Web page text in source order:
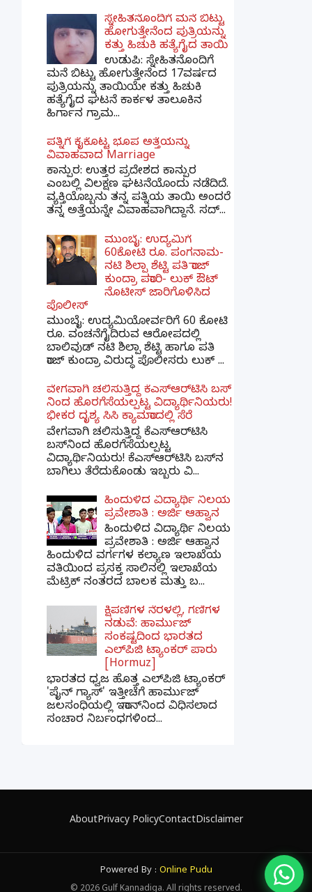
ಸ್ನೇಹಿತನೊಂದಿಗೆ ಮನೆ ಬಿಟ್ಟು
ಹೋಗುತ್ತೇನೆಂದ ಪುತ್ರಿಯನ್ನು
ಕತ್ತು ಹಿಚುಕಿ ಹತ್ಯೆಗೈದ ತಾಯಿ
ಉಡುಪಿ: ಸ್ನೇಹಿತನೊಂದಿಗೆ
ಮನೆ ಬಿಟ್ಟು ಹೋಗುತ್ತೇನೆಂದ 17ವರ್ಷದ
ಪುತ್ರಿಯನ್ನು ತಾಯಿಯೇ ಕತ್ತು ಹಿಚುಕಿ
ಹತ್ಯೆಗೈದ ಘಟನೆ ಕಾರ್ಕಳ ತಾಲೂಕಿನ
ಹಿರ್ಗಾನ ಗ್ರಾಮ...
ಪತ್ನಿಗೆ ಕೈಕೊಟ್ಟ ಭೂಪ ಅತ್ತೆಯನ್ನು
ವಿವಾಹವಾದ Marriage
ಕಾನ್ಪುರ: ಉತ್ತರ ಪ್ರದೇಶದ ಕಾನ್ಪುರ
ಎಂಬಲ್ಲಿ ವಿಲಕ್ಷಣ ಘಟನೆಯೊಂದು ನಡೆದಿದೆ.
ವ್ಯಕ್ತಿಯೊಬ್ಬನು ತನ್ನ ಪತ್ನಿಯ ತಾಯಿ ಅಂದರೆ
ತನ್ನ ಅತ್ತೆಯನ್ನೇ ವಿವಾಹವಾಗಿದ್ದಾನೆ. ಸದ್...
ಮುಂಬೈ: ಉದ್ಯಮಿಗೆ
60ಕೋಟಿ ರೂ. ಪಂಗನಾಮ-
ನಟಿ ಶಿಲ್ಪಾ ಶೆಟ್ಟಿ ಪತಿ ರಾಜ್
ಕುಂದ್ರಾ ಪರಾರಿ- ಲುಕ್ ಔಟ್
ನೊಟೀಸ್ ಜಾರಿಗೊಳಿಸಿದ
ಪೊಲೀಸ್
ಮುಂಬೈ: ಉದ್ಯಮಿಯೋರ್ವರಿಗೆ 60 ಕೋಟಿ
ರೂ. ವಂಚನೆಗೈದಿರುವ ಆರೋಪದಲ್ಲಿ
ಬಾಲಿವುಡ್ ನಟಿ ಶಿಲ್ಪಾ ಶೆಟ್ಟಿ ಹಾಗೂ ಪತಿ
ರಾಜ್ ಕುಂದ್ರಾ ವಿರುದ್ಧ ಪೊಲೀಸರು ಲುಕ್ ...
ವೇಗವಾಗಿ ಚಲಿಸುತ್ತಿದ್ದ ಕೆಎಸ್​ಆರ್​ಟಿಸಿ ಬಸ್​
ನಿಂದ ಹೊರಗೆಸೆಯಲ್ಪಟ್ಟ ವಿದ್ಯಾರ್ಥಿನಿಯರು!
ಭೀಕರ ದೃಶ್ಯ ಸಿಸಿ ಕ್ಯಾಮರಾದಲ್ಲಿ ಸೆರೆ
ವೇಗವಾಗಿ ಚಲಿಸುತ್ತಿದ್ದ ಕೆಎಸ್‌ಆರ್‌ಟಿಸಿ
ಬಸ್‌ನಿಂದ ಹೊರಗೆಸೆಯಲ್ಪಟ್ಟ
ವಿದ್ಯಾರ್ಥಿನಿಯರು! ಕೆಎಸ್‌ಆರ್‌ಟಿಸಿ ಬಸ್‌ನ
ಬಾಗಿಲು ತೆರೆದುಕೊಂಡು ಇಬ್ಬರು ವಿ...
ಹಿಂದುಳಿದ ವಿದ್ಯಾರ್ಥಿ ನಿಲಯ
ಪ್ರವೇಶಾತಿ : ಅರ್ಜಿ ಆಹ್ವಾನ
ಹಿಂದುಳಿದ ವಿದ್ಯಾರ್ಥಿ ನಿಲಯ
ಪ್ರವೇಶಾತಿ : ಅರ್ಜಿ ಆಹ್ವಾನ
ಹಿಂದುಳಿದ ವರ್ಗಗಳ ಕಲ್ಯಾಣ ಇಲಾಖೆಯ
ವತಿಯಿಂದ ಪ್ರಸಕ್ತ ಸಾಲಿನಲ್ಲಿ ಇಲಾಖೆಯ
ಮೆಟ್ರಿಕ್ ನಂತರದ ಬಾಲಕ ಮತ್ತು ಬ...
ಕ್ಷಿಪಣಿಗಳ ನೆರಳಲ್ಲಿ, ಗಣಿಗಳ
ನಡುವೆ: ಹಾರ್ಮುಜ್
ಸಂಕಷ್ಟದಿಂದ ಭಾರತದ
ಎಲ್‌ಪಿಜಿ ಟ್ಯಾಂಕರ್ ಪಾರು
[Hormuz]
ಭಾರತದ ಧ್ವಜ ಹೊತ್ತ ಎಲ್‌ಪಿಜಿ ಟ್ಯಾಂಕರ್
'ಪೈನ್ ಗ್ಯಾಸ್' ಇತ್ತೀಚೆಗೆ ಹಾರ್ಮುಜ್
ಜಲಸಂಧಿಯಲ್ಲಿ ಇರಾನ್‌ನಿಂದ ವಿಧಿಸಲಾದ
ಸಂಚಾರ ನಿರ್ಬಂಧಗಳಿಂದ...
AboutPrivacy PolicyContactDisclaimer
Powered By : Online Pudu
© 2026 Gulf Kannadiga. All rights reserved.
ಬ್ರೇಕಿಂಗ್ ನ್ಯೂಸ್ ಪಡೆಯಿರಿ!